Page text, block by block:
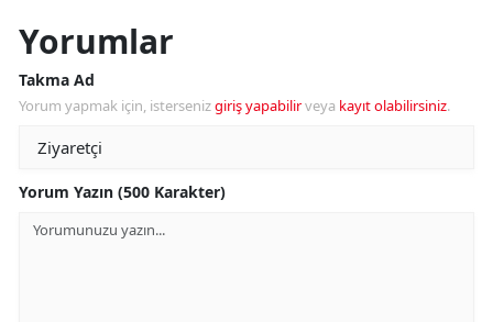
Yorumlar
Takma Ad
Yorum yapmak için, istersenizgiriş yapabilirveya kayıt olabilirsiniz.
Yorum Yazın (500 Karakter)